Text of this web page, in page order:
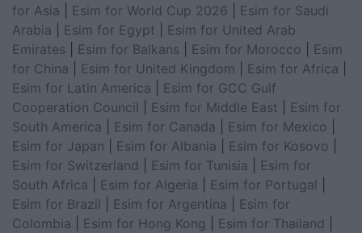
for Asia
Esim for World Cup 2026
Esim for Saudi
Arabia
Esim for Egypt
Esim for United Arab
Emirates
Esim for Balkans Esim for Morocco
Esim
for China
Esim for United Kingdom Esim for Africa
Esim for Latin America
Esim for GCC Gulf
Cooperation Council
Esim for Middle East
Esim for
South America
Esim for Canada Esim for Mexico
Esim for Japan
Esim for Albania Esim for Kosovo
Esim for Switzerland
Esim for Tunisia
Esim for
South Africa
Esim for Algeria Esim for Portugal
Esim for Brazil
Esim for Argentina
Esim for
Colombia
Esim for Hong Kong Esim for Thailand